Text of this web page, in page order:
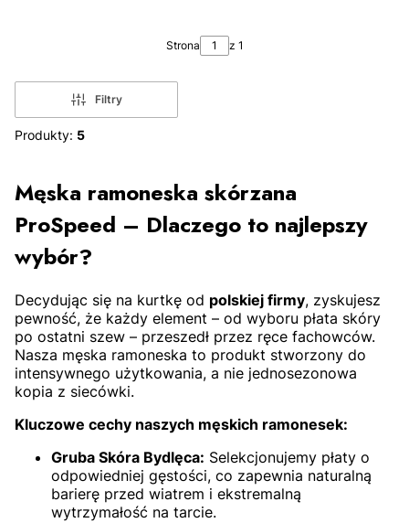
M XL 2XL 3XL
Strona z 1
Filtry
Produkty: 5
Męska ramoneska skórzana
ProSpeed – Dlaczego to najlepszy
wybór?
Decydując się na kurtkę od polskiej firmy, zyskujesz
pewność, że każdy element – od wyboru płata skóry
po ostatni szew – przeszedł przez ręce fachowców.
Nasza męska ramoneska to produkt stworzony do
intensywnego użytkowania, a nie jednosezonowa
kopia z siecówki.
Kluczowe cechy naszych męskich ramonesek:
Gruba Skóra Bydlęca: Selekcjonujemy płaty o
odpowiedniej gęstości, co zapewnia naturalną
barierę przed wiatrem i ekstremalną
wytrzymałość na tarcie.